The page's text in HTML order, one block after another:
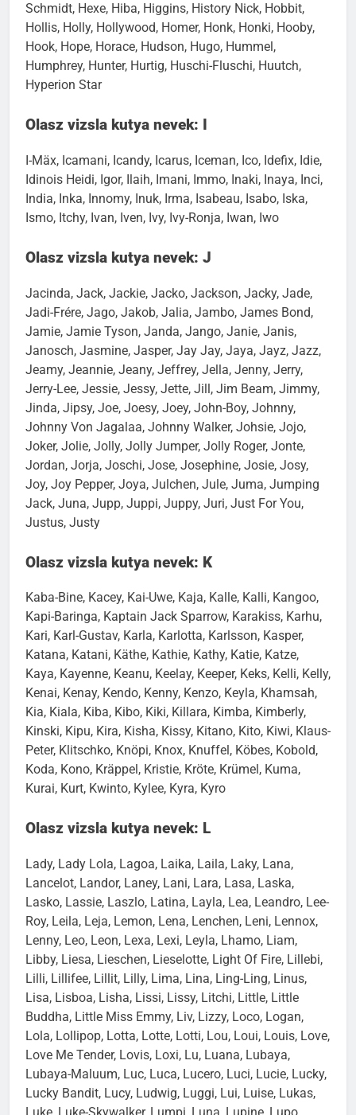
Schmidt, Hexe, Hiba, Higgins, History Nick, Hobbit,
Hollis, Holly, Hollywood, Homer, Honk, Honki, Hooby,
Hook, Hope, Horace, Hudson, Hugo, Hummel,
Humphrey, Hunter, Hurtig, Huschi-Fluschi, Huutch,
Hyperion Star
Olasz vizsla kutya nevek: I
I-Mäx, Icamani, Icandy, Icarus, Iceman, Ico, Idefix, Idie,
Idinois Heidi, Igor, Ilaih, Imani, Immo, Inaki, Inaya, Inci,
India, Inka, Innomy, Inuk, Irma, Isabeau, Isabo, Iska,
Ismo, Itchy, Ivan, Iven, Ivy, Ivy-Ronja, Iwan, Iwo
Olasz vizsla kutya nevek: J
Jacinda, Jack, Jackie, Jacko, Jackson, Jacky, Jade,
Jadi-Frére, Jago, Jakob, Jalia, Jambo, James Bond,
Jamie, Jamie Tyson, Janda, Jango, Janie, Janis,
Janosch, Jasmine, Jasper, Jay Jay, Jaya, Jayz, Jazz,
Jeamy, Jeannie, Jeany, Jeffrey, Jella, Jenny, Jerry,
Jerry-Lee, Jessie, Jessy, Jette, Jill, Jim Beam, Jimmy,
Jinda, Jipsy, Joe, Joesy, Joey, John-Boy, Johnny,
Johnny Von Jagalaa, Johnny Walker, Johsie, Jojo,
Joker, Jolie, Jolly, Jolly Jumper, Jolly Roger, Jonte,
Jordan, Jorja, Joschi, Jose, Josephine, Josie, Josy,
Joy, Joy Pepper, Joya, Julchen, Jule, Juma, Jumping
Jack, Juna, Jupp, Juppi, Juppy, Juri, Just For You,
Justus, Justy
Olasz vizsla kutya nevek: K
Kaba-Bine, Kacey, Kai-Uwe, Kaja, Kalle, Kalli, Kangoo,
Kapi-Baringa, Kaptain Jack Sparrow, Karakiss, Karhu,
Kari, Karl-Gustav, Karla, Karlotta, Karlsson, Kasper,
Katana, Katani, Käthe, Kathie, Kathy, Katie, Katze,
Kaya, Kayenne, Keanu, Keelay, Keeper, Keks, Kelli, Kelly,
Kenai, Kenay, Kendo, Kenny, Kenzo, Keyla, Khamsah,
Kia, Kiala, Kiba, Kibo, Kiki, Killara, Kimba, Kimberly,
Kinski, Kipu, Kira, Kisha, Kissy, Kitano, Kito, Kiwi, Klaus-
Peter, Klitschko, Knöpi, Knox, Knuffel, Köbes, Kobold,
Koda, Kono, Kräppel, Kristie, Kröte, Krümel, Kuma,
Kurai, Kurt, Kwinto, Kylee, Kyra, Kyro
Olasz vizsla kutya nevek: L
Lady, Lady Lola, Lagoa, Laika, Laila, Laky, Lana,
Lancelot, Landor, Laney, Lani, Lara, Lasa, Laska,
Lasko, Lassie, Laszlo, Latina, Layla, Lea, Leandro, Lee-
Roy, Leila, Leja, Lemon, Lena, Lenchen, Leni, Lennox,
Lenny, Leo, Leon, Lexa, Lexi, Leyla, Lhamo, Liam,
Libby, Liesa, Lieschen, Lieselotte, Light Of Fire, Lillebi,
Lilli, Lillifee, Lillit, Lilly, Lima, Lina, Ling-Ling, Linus,
Lisa, Lisboa, Lisha, Lissi, Lissy, Litchi, Little, Little
Buddha, Little Miss Emmy, Liv, Lizzy, Loco, Logan,
Lola, Lollipop, Lotta, Lotte, Lotti, Lou, Loui, Louis, Love,
Love Me Tender, Lovis, Loxi, Lu, Luana, Lubaya,
Lubaya-Maluum, Luc, Luca, Lucero, Luci, Lucie, Lucky,
Lucky Bandit, Lucy, Ludwig, Luggi, Lui, Luise, Lukas,